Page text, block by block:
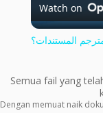
Watch on
المستندات؟
Semua fail yang
Dengan memuat naik